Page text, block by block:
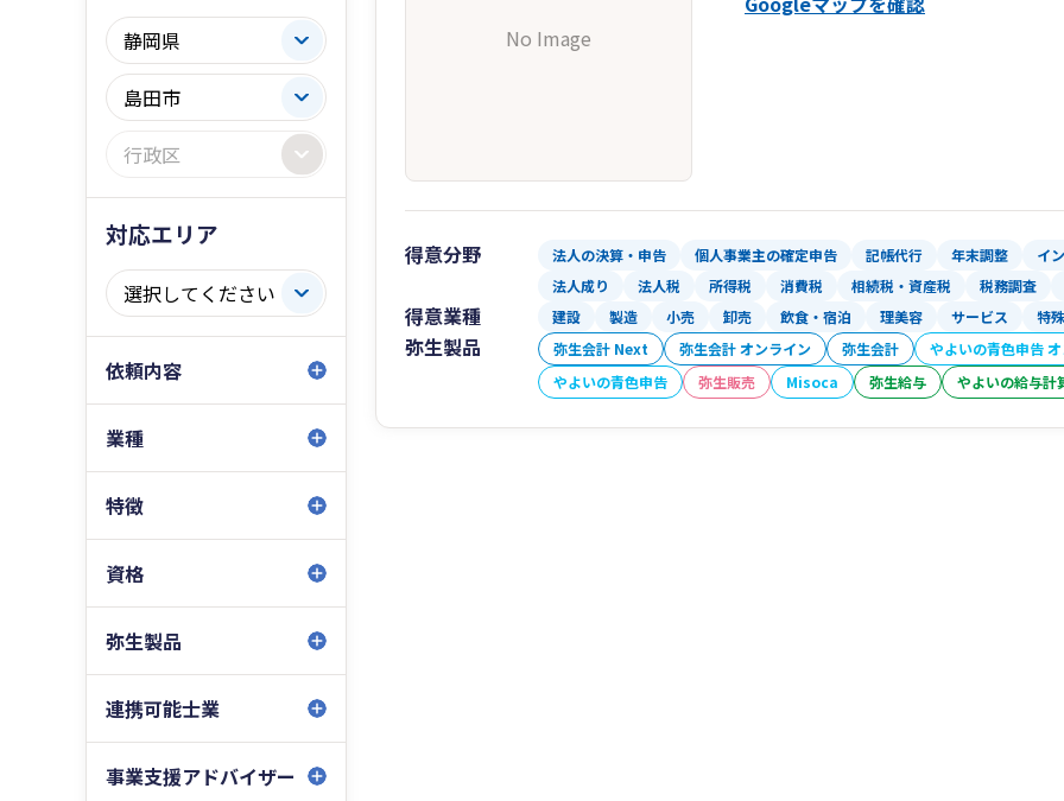
対応エリア
依頼内容
業種
特徴
資格
弥生製品
連携可能士業
事業支援アドバイザー
No Image
得意分野 法人の決算・申告 個人事業主の確定申告 記帳代行 年末調整
イ
法人成り
法人税 所得税 消費税 相続税・資産税 税務調査
得意業種 建設 製造 小売 卸売 飲食・宿泊 理美容 サービス 特
弥生製品 弥生会計 Next 弥生会計 オンライン 弥生会計
やよいの青色申告
やよいの青色申告
弥生販売 Misoca 弥生給与 やよいの給与計